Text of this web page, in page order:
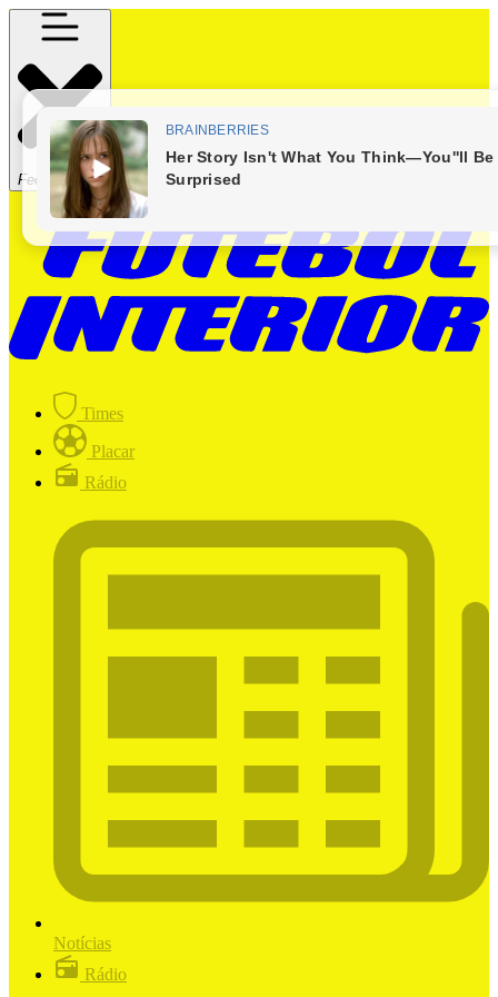
Fechar Menu
Times
Placar
Rádio
Notícias
Rádio